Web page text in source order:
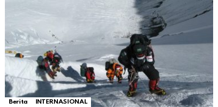
Berita INTERNASIONAL